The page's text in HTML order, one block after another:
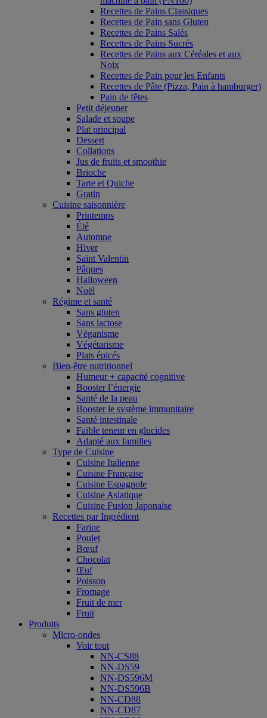
Recettes de Pains Classiques
Recettes de Pain sans Gluten
Recettes de Pains Salés
Recettes de Pains Sucrés
Recettes de Pains aux Céréales et aux
Noix
Recettes de Pain pour les Enfants
Recettes de Pâte (Pizza, Pain à hamburger)
Pain de fêtes
Petit déjeuner
Salade et soupe
Plat principal
Dessert
Collations
Jus de fruits et smoothie
Brioche
Tarte et Quiche
Gratin
Cuisine saisonnière
Printemps
Été
Automne
Hiver
Saint Valentin
Pâques
Halloween
Noël
Régime et santé
Sans gluten
Sans lactose
Véganisme
Végétarisme
Plats épicés
Bien-être nutritionnel
Humeur + capacité cognitive
Booster l’énergie
Santé de la peau
Booster le système immunitaire
Santé intestinale
Faible teneur en glucides
Adapté aux familles
Type de Cuisine
Cuisine Italienne
Cuisine Française
Cuisine Espagnole
Cuisine Asiatique
Cuisine Fusion Japonaise
Recettes par Ingrédient
Farine
Poulet
Bœuf
Chocolat
Œuf
Poisson
Fromage
Fruit de mer
Fruit
Produits
Micro-ondes
Voir tout
NN-CS88
NN-DS59
NN-DS596M
NN-DS596B
NN-CD88
NN-CD87